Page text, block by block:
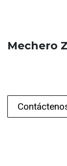
Mechero